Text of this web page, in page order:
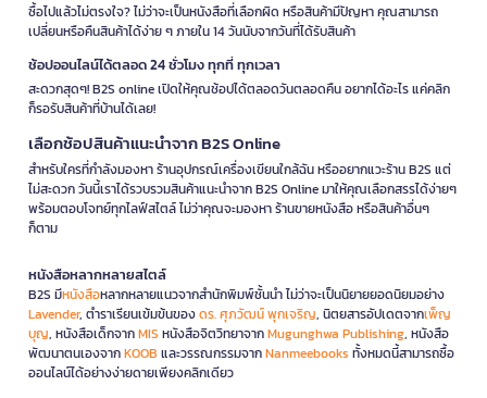
ซื้อไปแล้วไม่ตรงใจ? ไม่ว่าจะเป็นหนังสือที่เลือกผิด หรือสินค้ามีปัญหา คุณสามารถ
เปลี่ยนหรือคืนสินค้าได้ง่าย ๆ ภายใน 14 วันนับจากวันที่ได้รับสินค้า
ช้อปออนไลน์ได้ตลอด 24 ชั่วโมง ทุกที่ ทุกเวลา
สะดวกสุดๆ! B2S online เปิดให้คุณช้อปได้ตลอดวันตลอดคืน อยากได้อะไร แค่คลิก
ก็รอรับสินค้าที่บ้านได้เลย!
เลือกช้อปสินค้าแนะนำจาก B2S Online
สำหรับใครที่กำลังมองหา ร้านอุปกรณ์เครื่องเขียนใกล้ฉัน หรืออยากแวะร้าน B2S แต่
ไม่สะดวก วันนี้เราได้รวบรวมสินค้าแนะนำจาก B2S Online มาให้คุณเลือกสรรได้ง่ายๆ
พร้อมตอบโจทย์ทุกไลฟ์สไตล์ ไม่ว่าคุณจะมองหา ร้านขายหนังสือ หรือสินค้าอื่นๆ
ก็ตาม
หนังสือหลากหลายสไตล์
B2S มีหนังสือหลากหลายแนวจากสำนักพิมพ์ชั้นนำ ไม่ว่าจะเป็นนิยายยอดนิยมอย่าง
Lavender, ตำราเรียนเข้มข้นของดร. ศุภวัฒน์ พุกเจริญ, นิตยสารอัปเดตจากเพ็ญ
บุญ, หนังสือเด็กจากMIS หนังสือจิตวิทยาจากMugunghwa Publishing, หนังสือ
พัฒนาตนเองจากKOOB และวรรณกรรมจากNanmeebooks ทั้งหมดนี้สามารถซื้อ
ออนไลน์ได้อย่างง่ายดายเพียงคลิกเดียว